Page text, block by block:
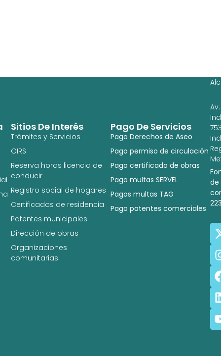
Pago De Servicios
Pago Derechos de Aseo
Pago permiso de circulación
Pago certificado de obras
Pago multas SERVEL
Pagos multas TAG
Pago patentes comerciales
Sitios De Interés
Trámites y Servicios
OIRS
Reserva horas licencia de
conducir
Registro social de hogares
Certificados de residencia
Patentes municipales
Dirección de obras
Organizaciones
comunitarias
Av.
de